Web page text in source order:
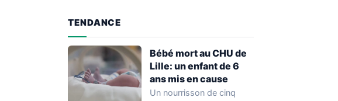
TENDANCE
Bébé mort au CHU de
Lille: un enfant de 6
ans mis en cause
Un nourrisson de cinq